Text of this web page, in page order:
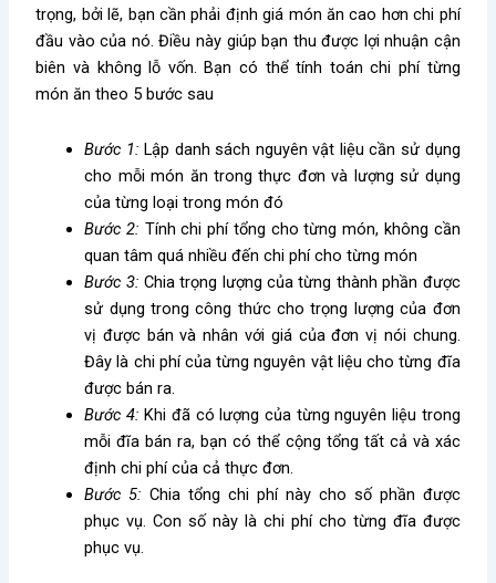
trọng, bởi lẽ, bạn cần phải định giá món ăn cao hơn chi phí
đầu vào của nó. Điều này giúp bạn thu được lợi nhuận cận
biên và không lỗ vốn. Bạn có thể tính toán chi phí từng
món ăn theo 5 bước sau
Bước 1: Lập danh sách nguyên vật liệu cần sử dụng
cho mỗi món ăn trong thực đơn và lượng sử dụng
của từng loại trong món đó
Bước 2: Tính chi phí tổng cho từng món, không cần
quan tâm quá nhiều đến chi phí cho từng món
Bước 3: Chia trọng lượng của từng thành phần được
sử dụng trong công thức cho trọng lượng của đơn
vị được bán và nhân với giá của đơn vị nói chung.
Đây là chi phí của từng nguyên vật liệu cho từng đĩa
được bán ra.
Bước 4: Khi đã có lượng của từng nguyên liệu trong
mỗi đĩa bán ra, bạn có thể cộng tổng tất cả và xác
định chi phí của cả thực đơn.
Bước 5: Chia tổng chi phí này cho số phần được
phục vụ. Con số này là chi phí cho từng đĩa được
phục vụ.